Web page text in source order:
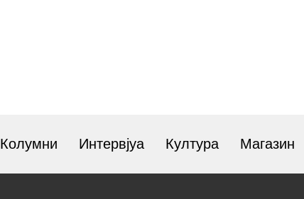
Колумни Интервјуа Култура Магазин